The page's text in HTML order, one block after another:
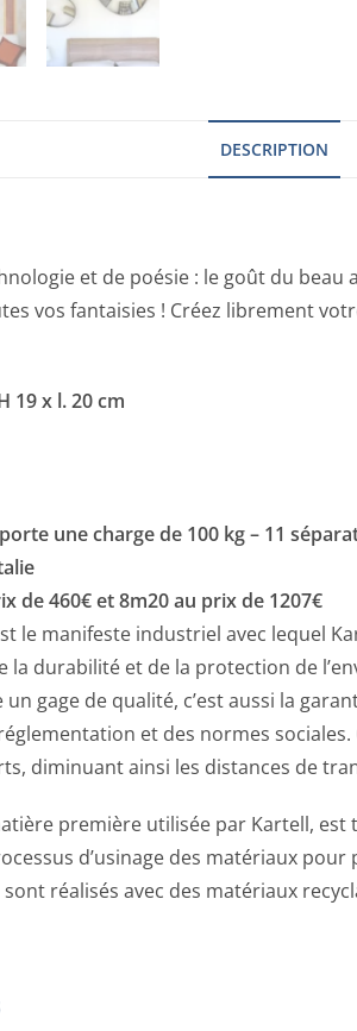
DESCRIPTION
et de poésie : le goût du beau
vos fantaisies ! Créez librement
19 x l. 20 cm
une charge de 100 kg – 11
de 460€ et 8m20 au prix de 1207€
le manifeste industriel avec lequel
la durabilité et de la protection de
gage de qualité, c’est aussi la
et des normes
diminuant ainsi les distances de
première utilisée par Kartell,
d’usinage des matériaux
réalisés avec des matériaux